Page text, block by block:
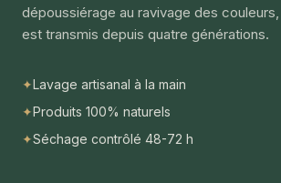
dépoussiérage au ravivage des
est transmis depuis quatre générations.
✦Lavage artisanal à la main
✦Produits 100% naturels
✦Séchage contrôlé 48-72 h